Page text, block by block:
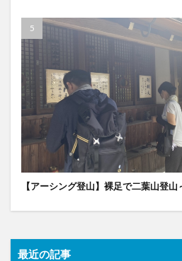
【アーシング登山】裸足で二葉山登山
最近の記事